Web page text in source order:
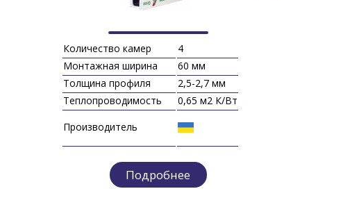
Количество камер
4
Монтажная ширина
60 мм
Толщина профиля
2,5-2,7 мм
Теплопроводимость
0,65 м2 К/Вт
Производитель
Подробнее